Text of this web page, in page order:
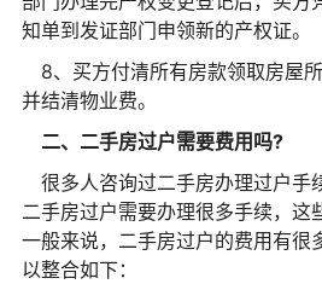
知单到发证部门申领新的产权证。
8、买方付清所有房款领取房屋
并结清物业费。
二、二手房过户需要费用吗?
很多人咨询过二手房办理过户手
二手房过户需要办理很多手续，这
一般来说，二手房过户的费用有很
以整合如下：